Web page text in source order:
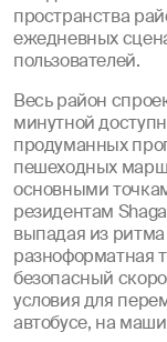
пространства
ежедневных
пользователей.
Весь район
минутной
продуманных
пешеходных
основными
резидентам
выпадая из
разноформатная
безопасный
условия для
автобусе, на